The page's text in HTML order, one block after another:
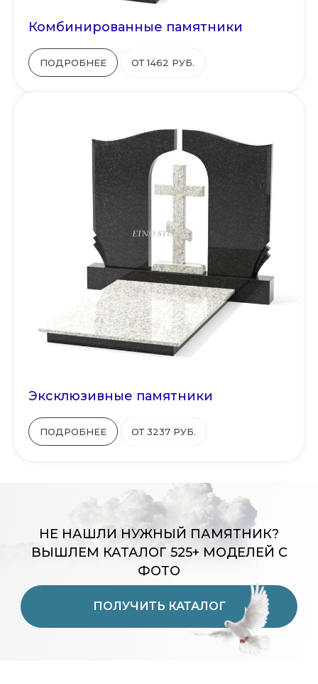
Комбинированные памятники
ПОДРОБНЕЕ ОТ 1462 РУБ.
Эксклюзивные памятники
ПОДРОБНЕЕ ОТ 3237 РУБ.
ПОЛУЧИТЬ КАТАЛОГ
НЕ НАШЛИ НУЖНЫЙ ПАМЯТНИК?
ВЫШЛЕМ КАТАЛОГ 525+ МОДЕЛЕЙ С
ФОТО